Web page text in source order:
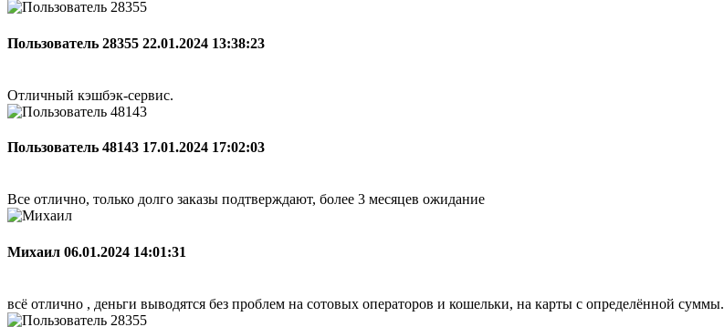
Пользователь 28355 22.01.2024 13:38:23
Отличный кэшбэк-сервис.
Пользователь 48143 17.01.2024 17:02:03
Все отлично, только долго заказы подтверждают, более 3 месяцев ожидание
Михаил 06.01.2024 14:01:31
всё отлично , деньги выводятся без проблем на сотовых операторов и кошельки, на карты с определённой суммы.